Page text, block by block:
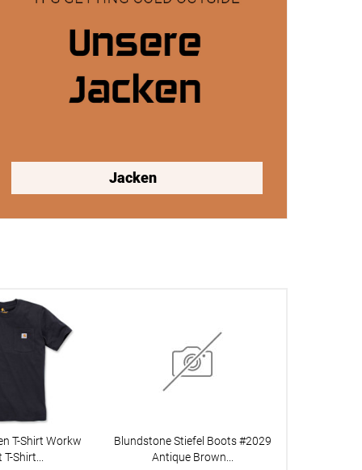
Jacken
T-Shirt Workw
T-Shirt...
Blundstone Stiefel Boots #2029
Antique Brown...